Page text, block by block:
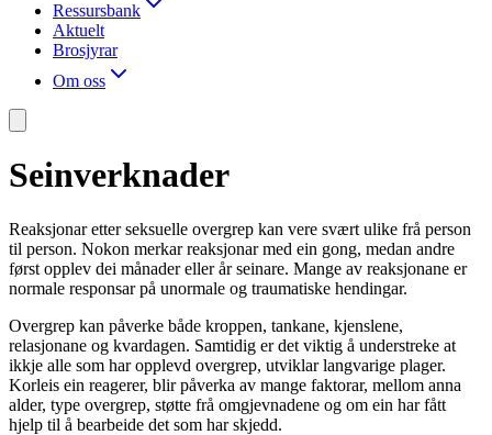
Ressursbank
Aktuelt
Brosjyrar
Om oss
Seinverknader
Reaksjonar etter seksuelle overgrep kan vere svært ulike frå person
til person. Nokon merkar reaksjonar med ein gong, medan andre
først opplev dei månader eller år seinare. Mange av reaksjonane er
normale responsar på unormale og traumatiske hendingar.
Overgrep kan påverke både kroppen, tankane, kjenslene,
relasjonane og kvardagen. Samtidig er det viktig å understreke at
ikkje alle som har opplevd overgrep, utviklar langvarige plager.
Korleis ein reagerer, blir påverka av mange faktorar, mellom anna
alder, type overgrep, støtte frå omgjevnadene og om ein har fått
hjelp til å bearbeide det som har skjedd.